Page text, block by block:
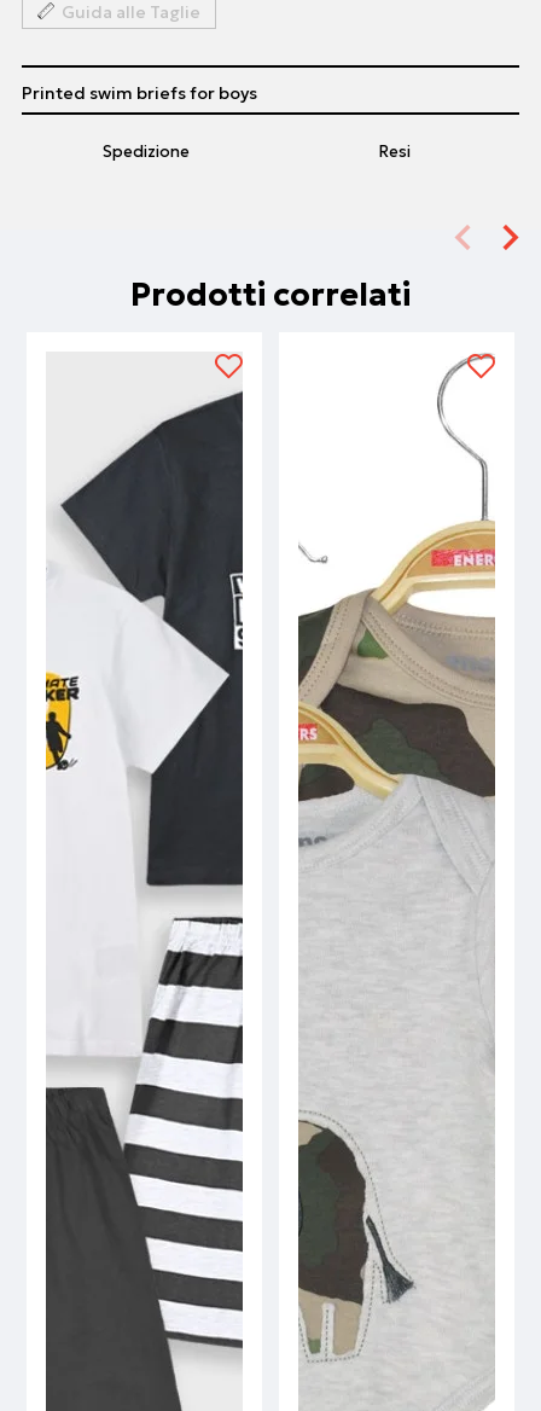
Guida alle Taglie
Spedizione Resi
Printed swim briefs for boys
Prodotti correlati